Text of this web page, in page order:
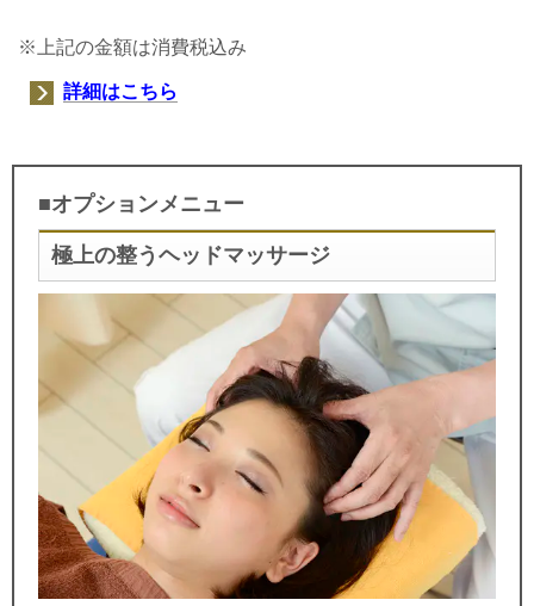
※上記の金額は消費税込み
詳細はこちら
■オプションメニュー
極上の整うヘッドマッサージ